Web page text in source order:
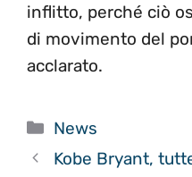
inflitto, perché ciò
di movimento del
acclarato.
Categorie
News
Kobe Bryant,